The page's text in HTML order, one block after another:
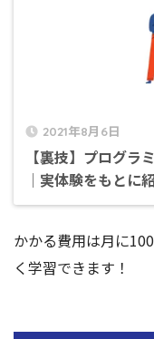
2021年8月6日
【裏技】プログラ
│実体験をもとに
かかる費用は月に
く学習できます！